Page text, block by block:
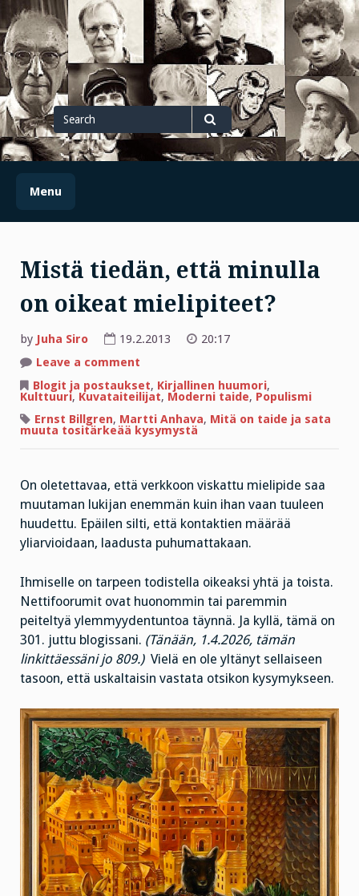
Skip
to
content
Search
for
Search
Menu
Mistä tiedän, että minulla
on oikeat mielipiteet?
by Juha Siro 19.2.2013
20:17
Leave a comment
tiedän,
että
minulla
on
oikeat
mielipiteet?
Blogit ja postaukset, Kirjallinen huumori,
Kulttuuri, Kuvataiteilijat, Moderni taide, Populismi
Ernst Billgren, Martti Anhava, Mitä on taide ja sata
muuta tositärkeää kysymystä
On oletettavaa, että verkkoon viskattu mielipide saa
muutaman lukijan enemmän kuin ihan vaan tuuleen
huudettu. Epäilen silti, että kontaktien määrää
yliarvioidaan, laadusta puhumattakaan.
Ihmiselle on tarpeen todistella oikeaksi yhtä ja toista.
Nettifoorumit ovat huonommin tai paremmin
peiteltyä ylemmyydentuntoa täynnä. Ja kyllä, tämä on
301. juttu blogissani. (Tänään, 1.4.2026, tämän
linkittäessäni jo 809.)Vielä en ole yltänyt sellaiseen
tasoon, että uskaltaisin vastata otsikon kysymykseen.